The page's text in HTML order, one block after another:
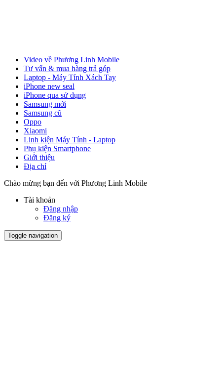
Video về Phương Linh Mobile
Tư vấn & mua hàng trả góp
Laptop - Máy Tính Xách Tay
iPhone new seal
iPhone qua sử dụng
Samsung mới
Samsung cũ
Oppo
Xiaomi
Linh kiện Máy Tính - Laptop
Phụ kiện Smartphone
Giới thiệu
Địa chỉ
Chào mừng bạn đến với Phương Linh Mobile
Tài khoản
Đăng nhập
Đăng ký
Toggle navigation